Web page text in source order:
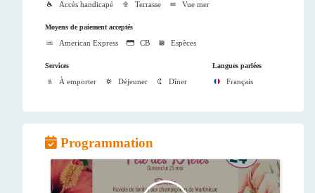
Accès handicapé Terrasse Vue mer
Moyens de paiement acceptés
American Express CB Espèces
Services
À emporter Déjeuner Dîner
Langues parlées
Français
Programmation